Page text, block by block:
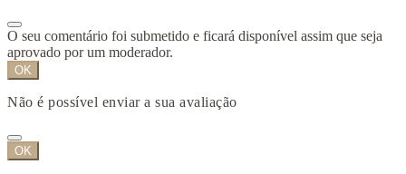
O seu comentário foi submetido e ficará disponível assim que seja
aprovado por um moderador.
OK
Não é possível enviar a sua avaliação
OK